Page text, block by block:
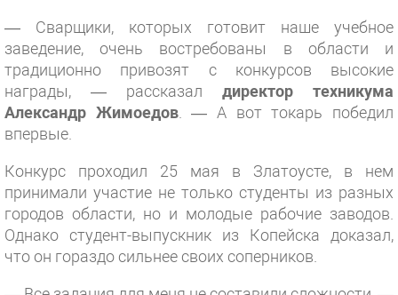
— Сварщики, которых готовит наше учебное
заведение, очень востребованы в области и
традиционно привозят с конкурсов высокие
награды, — рассказал директор техникума
Александр Жимоедов. — А вот токарь победил
впервые.
Конкурс проходил 25 мая в Златоусте, в нем
принимали участие не только студенты из разных
городов области, но и молодые рабочие заводов.
Однако студент-выпускник из Копейска доказал,
что он гораздо сильнее своих соперников.